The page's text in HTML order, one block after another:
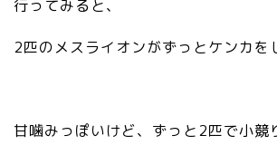
行ってみると、
2匹のメスライオンがずっとケンカを
甘噛みっぽいけど、ずっと2匹で小競